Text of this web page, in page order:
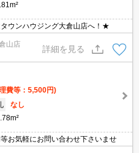
ウンハウジング大倉山店へ！★
山店
詳細を見る
費等：5,500円)
なし
お気軽にお問い合わせ下さいませ